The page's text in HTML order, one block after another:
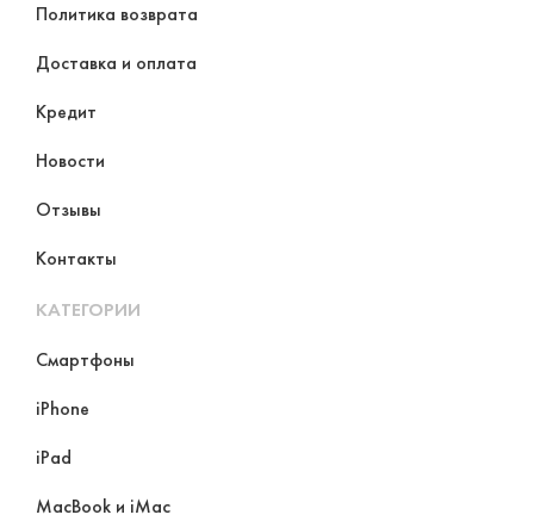
Политика возврата
Доставка и оплата
Кредит
Новости
Отзывы
Контакты
КАТЕГОРИИ
Смартфоны
iPhone
iPad
MacBook и iMac